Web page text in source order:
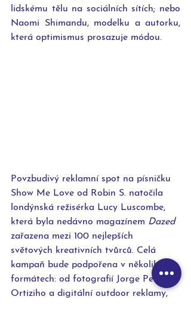
lidskému tělu na sociálních sítích; nebo
Naomi Shimandu, modelku a autorku,
která optimismus prosazuje módou.
Povzbudivý reklamní spot na písničku
Show Me Love od Robin S. natočila
londýnská režisérka Lucy Luscombe,
která byla nedávno magazínem Dazed
zařazena mezi 100 nejlepších
světových kreativních tvůrců. Celá
kampaň bude podpořena v několika
formátech: od fotografií Jorge Pereze
Ortiziho a digitální outdoor reklamy,